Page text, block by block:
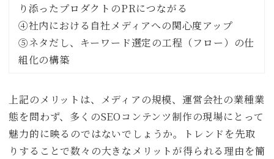
り添ったプロダクトのPRにつながる
④社内における自社メディアへの関心度アップ
⑤ネタだし、キーワード選定の工程（フロー）の仕
組化の構築
上記のメリットは、メディアの規模、運営会社の業種業
態を問わず、多くのSEOコンテンツ制作の現場にとって
魅力的に映るのではないでしょうか。トレンドを先取
りすることで数々の大きなメリットが得られる理由を簡